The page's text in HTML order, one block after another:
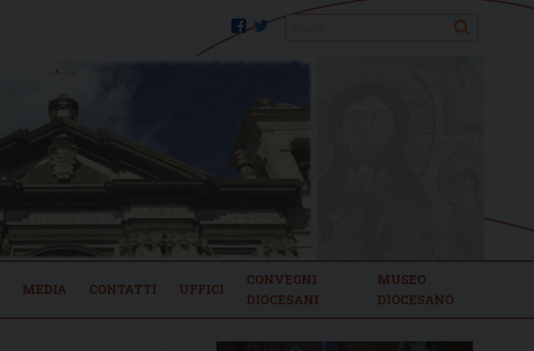
twitter
facebook Search
MEDIA CONTATTI UFFICI
CONVEGNI
DIOCESANI
MUSEO
DIOCESANO